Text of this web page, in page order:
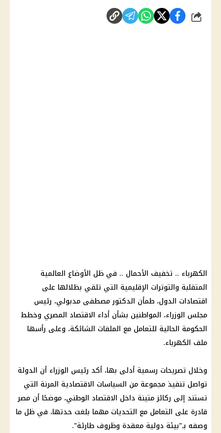
شارك
الكهرباء .. تخفيف الأحمال .. في ظل الأوضاع العالمية
المتقلبة والتوترات الإقليمية التي تلقي بظلالها على
اقتصادات الدول، طمأن الدكتور مصطفى مدبولي، رئيس
مجلس الوزراء، المواطنين بشأن أداء الاقتصاد المصري وخطط
الحكومة الحالية للتعامل مع الملفات الشائكة، وعلى رأسها
ملف الكهرباء.
وخلال تصريحات رسمية أدلى بها، أكد رئيس الوزراء أن الدولة
تواصل تنفيذ مجموعة من السياسات الاقتصادية المرنة التي
تستند إلى ركائز متينة داخل الاقتصاد الوطني، موضحًا أن مصر
قادرة على التعامل مع التحديات مهما بلغت حدتها، في ظل ما
وصفه بـ"بيئة دولية معقدة وظروف طارئة".